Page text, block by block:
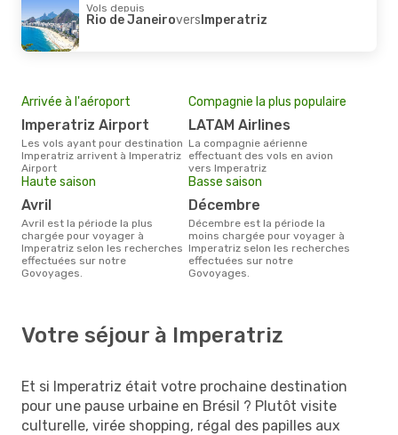
Vols depuis
Rio de JaneiroversImperatriz
Arrivée à l'aéroport
Imperatriz Airport
Les vols ayant pour destination
Imperatriz arrivent à Imperatriz
Airport
Compagnie la plus populaire
LATAM Airlines
La compagnie aérienne
effectuant des vols en avion
vers Imperatriz
Haute saison
avril
avril est la période la plus
chargée pour voyager à
Imperatriz selon les recherches
effectuées sur notre
Govoyages.
Basse saison
décembre
décembre est la période la
moins chargée pour voyager à
Imperatriz selon les recherches
effectuées sur notre
Govoyages.
Votre séjour à Imperatriz
Et si Imperatriz était votre prochaine destination
pour une pause urbaine en Brésil ? Plutôt visite
culturelle, virée shopping, régal des papilles aux